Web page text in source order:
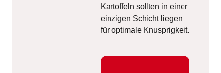
Kartoffeln sollten in einer
einzigen Schicht liegen
für optimale Knusprigkeit.